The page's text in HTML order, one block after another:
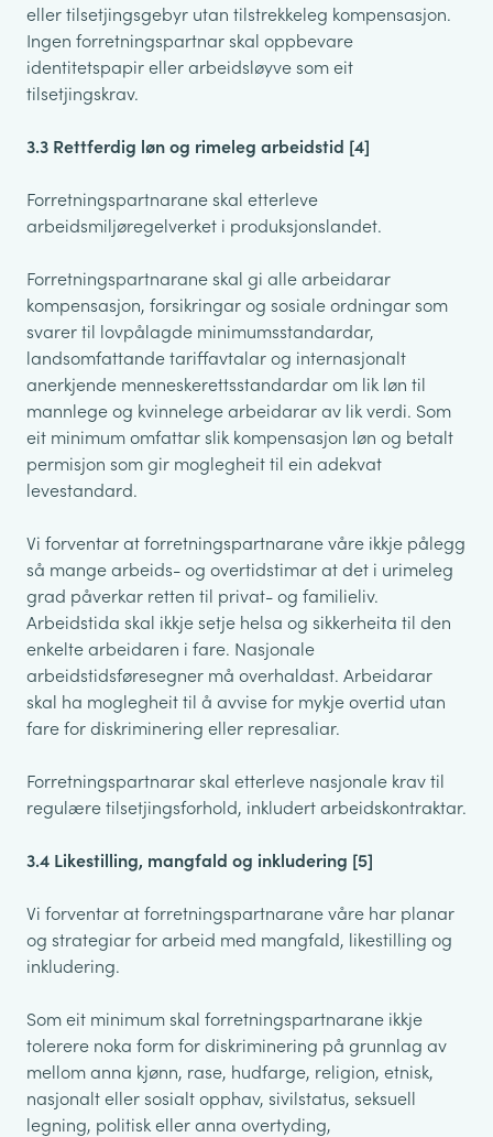
eller tilsetjingsgebyr utan tilstrekkeleg kompensasjon.
Ingen forretningspartnar skal oppbevare
identitetspapir eller arbeidsløyve som eit
tilsetjingskrav.
3.3 Rettferdig løn og rimeleg arbeidstid [4]
Forretningspartnarane skal etterleve
arbeidsmiljøregelverket i produksjonslandet.
Forretningspartnarane skal gi alle arbeidarar
kompensasjon, forsikringar og sosiale ordningar som
svarer til lovpålagde minimumsstandardar,
landsomfattande tariffavtalar og internasjonalt
anerkjende menneskerettsstandardar om lik løn til
mannlege og kvinnelege arbeidarar av lik verdi. Som
eit minimum omfattar slik kompensasjon løn og betalt
permisjon som gir moglegheit til ein adekvat
levestandard.
Vi forventar at forretningspartnarane våre ikkje pålegg
så mange arbeids- og overtidstimar at det i urimeleg
grad påverkar retten til privat- og familieliv.
Arbeidstida skal ikkje setje helsa og sikkerheita til den
enkelte arbeidaren i fare. Nasjonale
arbeidstidsføresegner må overhaldast. Arbeidarar
skal ha moglegheit til å avvise for mykje overtid utan
fare for diskriminering eller represaliar.
Forretningspartnarar skal etterleve nasjonale krav til
regulære tilsetjingsforhold, inkludert arbeidskontraktar.
3.4 Likestilling, mangfald og inkludering [5]
Vi forventar at forretningspartnarane våre har planar
og strategiar for arbeid med mangfald, likestilling og
inkludering.
Som eit minimum skal forretningspartnarane ikkje
tolerere noka form for diskriminering på grunnlag av
mellom anna kjønn, rase, hudfarge, religion, etnisk,
nasjonalt eller sosialt opphav, sivilstatus, seksuell
legning, politisk eller anna overtyding,